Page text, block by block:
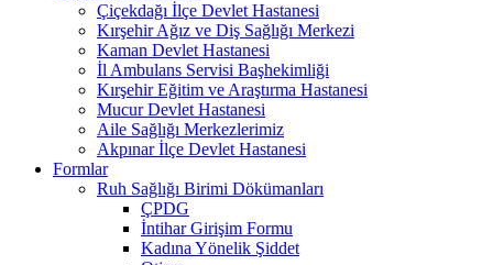
Çiçekdağı İlçe Devlet Hastanesi
Kırşehir Ağız ve Diş Sağlığı Merkezi
Kaman Devlet Hastanesi
İl Ambulans Servisi Başhekimliği
Kırşehir Eğitim ve Araştırma Hastanesi
Mucur Devlet Hastanesi
Aile Sağlığı Merkezlerimiz
Akpınar İlçe Devlet Hastanesi
Formlar
Ruh Sağlığı Birimi Dökümanları
ÇPDG
İntihar Girişim Formu
Kadına Yönelik Şiddet